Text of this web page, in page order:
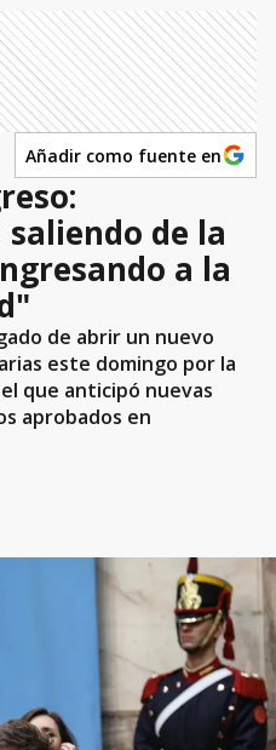
Añadir como fuente en
de la
a la
de abrir un nuevo
este domingo por la
que anticipó nuevas
aprobados en